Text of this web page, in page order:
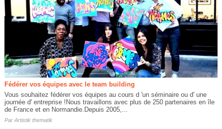
Fédérer vos équipes avec le team building
Vous souhaitez fédérer vos équipes au cours d 'un séminaire ou d' une
journée d' entreprise !Nous travaillons avec plus de 250 partenaires en île
de France et en Normandie.Depuis 2005,...
Par Artistik thematik